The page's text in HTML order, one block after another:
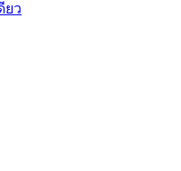
ยว